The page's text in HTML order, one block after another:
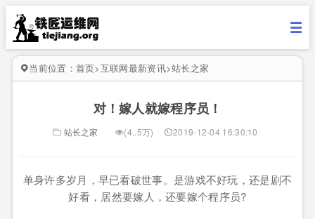
当前位置： 首页>互联网最新资讯>站长之家
对！嫁人就嫁程序员！
站长之家 (4..5万) 2019-12-04 16:30:10
单身许多岁月，早已看破世事。是游戏不好玩，还是剧不
好看，居然要嫁人，还要嫁个程序员?